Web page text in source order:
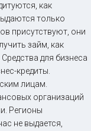
как
только
присутствуют, они
займ, как
для бизнеса
кредиты.
лицам.
организаций
Регионы
не выдается,